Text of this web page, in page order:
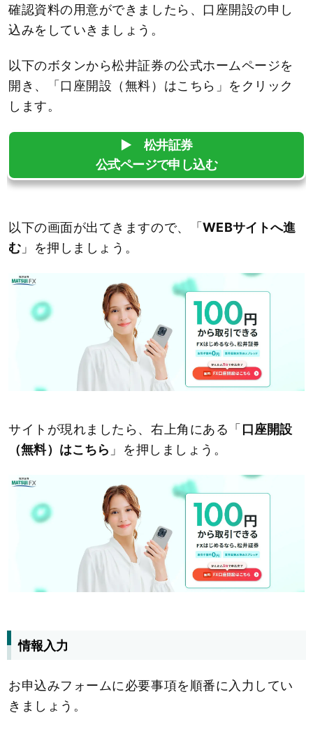
確認資料の用意ができましたら、口座開設の申し
込みをしていきましょう。
以下のボタンから松井証券の公式ホームページを
開き、「口座開設（無料）はこちら」をクリック
します。
▶︎ 松井証券
公式ページで申し込む
以下の画面が出てきますので、「WEBサイトへ進
む 」を押しましょう。
サイトが現れましたら、右上角にある「口座開設
（無料）はこちら 」を押しましょう。
情報入力
お申込みフォームに必要事項を順番に入力してい
きましょう。